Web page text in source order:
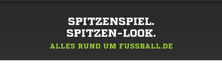
SPITZENSPIEL.
SPITZEN-LOOK.
ALLES RUND UM FUSSBALL.DE